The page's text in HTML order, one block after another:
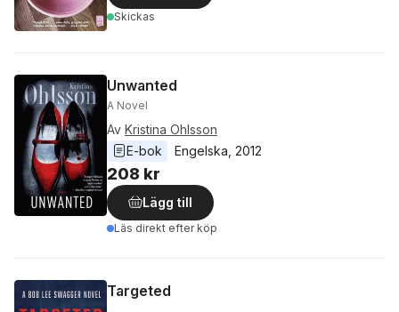
Skickas
Unwanted
A Novel
Av Kristina Ohlsson
E-bok
Engelska 2012
208 kr
Lägg till
Läs direkt efter köp
Targeted